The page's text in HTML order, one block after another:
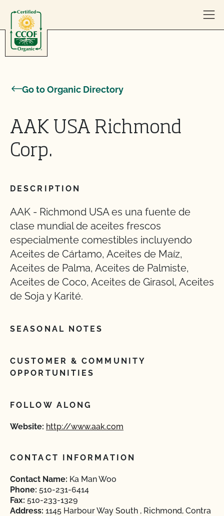
Go to Organic Directory
AAK USA Richmond
Corp.
DESCRIPTION
AAK - Richmond USA es una fuente de
clase mundial de aceites frescos
especialmente comestibles incluyendo
Aceites de Cártamo, Aceites de Maíz,
Aceites de Palma, Aceites de Palmiste,
Aceites de Coco, Aceites de Girasol, Aceites
de Soja y Karité.
SEASONAL NOTES
CUSTOMER & COMMUNITY
OPPORTUNITIES
FOLLOW ALONG
Website: http://www.aak.com
CONTACT INFORMATION
Contact Name: Ka Man Woo
Phone: 510-231-6414
Fax: 510-233-1329
Address: 1145 Harbour Way South , Richmond, Contra